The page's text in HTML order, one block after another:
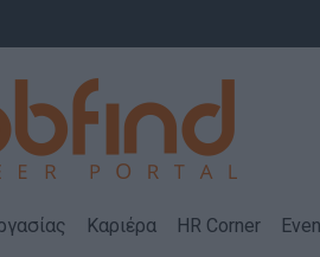
Καριέρα HR Corner